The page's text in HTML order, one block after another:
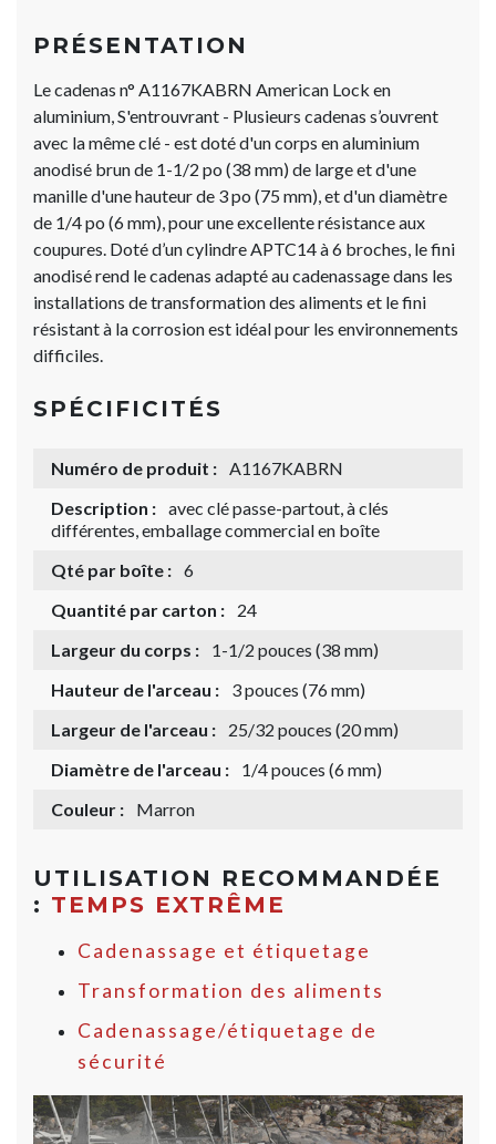
PRÉSENTATION
Le cadenas n° A1167KABRN American Lock en
aluminium, S'entrouvrant - Plusieurs cadenas s’ouvrent
avec la même clé - est doté d'un corps en aluminium
anodisé brun de 1-1/2 po (38 mm) de large et d'une
manille d'une hauteur de 3 po (75 mm), et d'un diamètre
de 1/4 po (6 mm), pour une excellente résistance aux
coupures. Doté d’un cylindre APTC14 à 6 broches, le fini
anodisé rend le cadenas adapté au cadenassage dans les
installations de transformation des aliments et le fini
résistant à la corrosion est idéal pour les environnements
difficiles.
SPÉCIFICITÉS
Numéro de produit : A1167KABRN
Description : avec clé passe-partout, à clés
différentes, emballage commercial en boîte
Qté par boîte : 6
Quantité par carton :
24
Largeur du corps :
1-1/2 pouces (38 mm)
Hauteur de l'arceau :
3 pouces (76 mm)
Largeur de l'arceau :
25/32 pouces (20 mm)
Diamètre de l'arceau :
1/4 pouces (6 mm)
Couleur :
Marron
UTILISATION RECOMMANDÉE
: TEMPS EXTRÊME
Cadenassage et étiquetage
Transformation des aliments
Cadenassage/étiquetage de
sécurité